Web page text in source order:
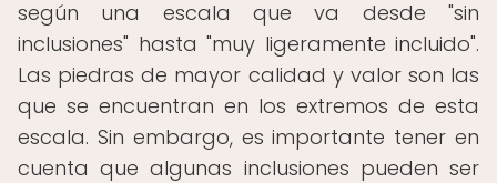
según una escala que va desde "sin
inclusiones" hasta "muy ligeramente incluido".
Las piedras de mayor calidad y valor son las
que se encuentran en los extremos de esta
escala. Sin embargo, es importante tener en
cuenta que algunas inclusiones pueden ser